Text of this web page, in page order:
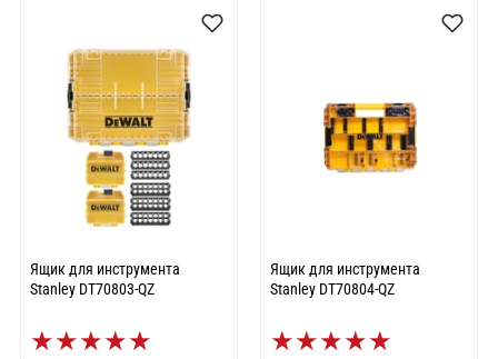
Ящик для инструмента
Stanley DT70803-QZ
★★★★★
Ящик для инструмента
Stanley DT70804-QZ
★★★★★